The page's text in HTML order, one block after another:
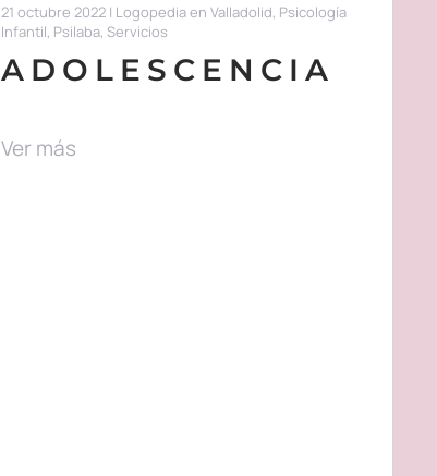
21 octubre 2022| Logopedia en Valladolid, Psicología
Infantil, Psilaba, Servicios
ADOLESCENCIA
Ver más